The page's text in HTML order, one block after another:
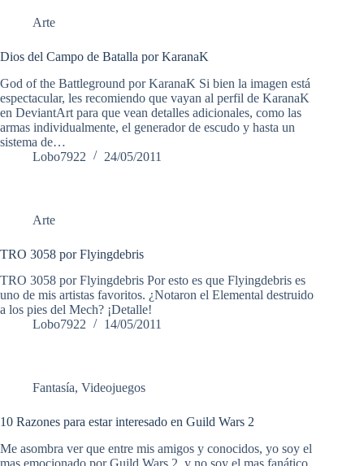
Arte
Dios del Campo de Batalla por KaranaK
God of the Battleground por KaranaK Si bien la imagen está
espectacular, les recomiendo que vayan al perfil de KaranaK
en DeviantArt para que vean detalles adicionales, como las
armas individualmente, el generador de escudo y hasta un
sistema de…
Lobo7922
24/05/2011
Arte
TRO 3058 por Flyingdebris
TRO 3058 por Flyingdebris Por esto es que Flyingdebris es
uno de mis artistas favoritos. ¿Notaron el Elemental destruido
a los pies del Mech? ¡Detalle!
Lobo7922
14/05/2011
Fantasía, Videojuegos
10 Razones para estar interesado en Guild Wars 2
Me asombra ver que entre mis amigos y conocidos, yo soy el